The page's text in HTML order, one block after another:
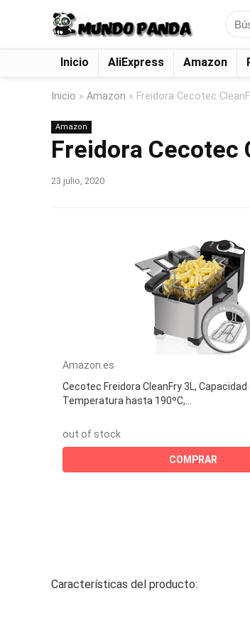
Search
for:
Inicio AliExpress Amazon
Inicio » Amazon » Freidora Cecotec
Amazon
Freidora Cecotec
23 julio, 2020
Amazon.es
Cecotec Freidora CleanFry 3L, Capacidad
Temperatura hasta 190ºC,...
out of stock
COMPRAR
Características del producto: